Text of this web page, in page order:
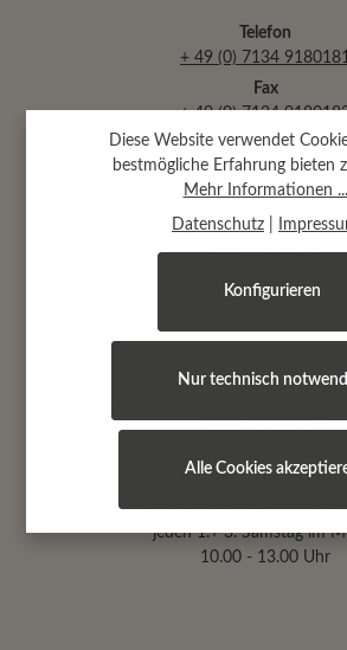
Telefon
+ 49 (0) 7134
Fax
+ 49 (0) 7134
Mail
Abtsäckerstr. 30 · 74189
(bei Heilbronn)
9.00 - 17.00 Uhr
9.00 - 19.00 Uhr
zusätzlich von Oktober bis
jeden 1.+ 3. Samstag im
10.00 - 13.00 Uhr
Diese Website verwendet
bestmögliche Erfahrung bieten
Mehr Informationen ...
Datenschutz
Nur technisch
Konfigurieren
Alle Cookies